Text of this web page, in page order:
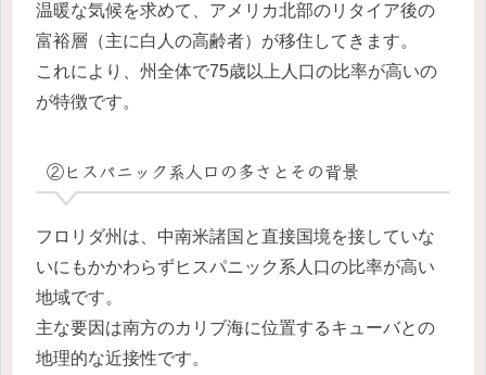
温暖な気候を求めて、アメリカ北部のリタイア後の
富裕層（主に白人の高齢者）が移住してきます。
これにより、州全体で75歳以上人口の比率が高いの
が特徴です。
②ヒスパニック系人口の多さとその背景
フロリダ州は、中南米諸国と直接国境を接していな
いにもかかわらずヒスパニック系人口の比率が高い
地域です。
主な要因は南方のカリブ海に位置するキューバとの
地理的な近接性です。